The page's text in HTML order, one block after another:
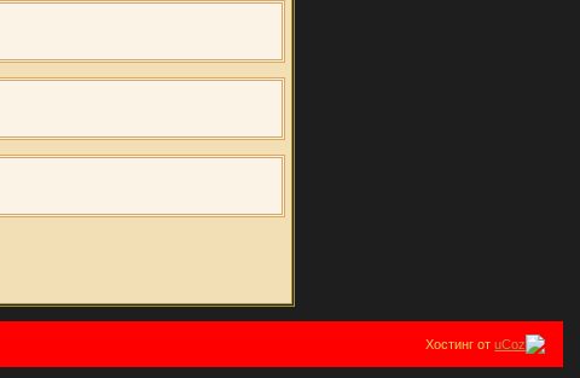
Хостинг отuCoz